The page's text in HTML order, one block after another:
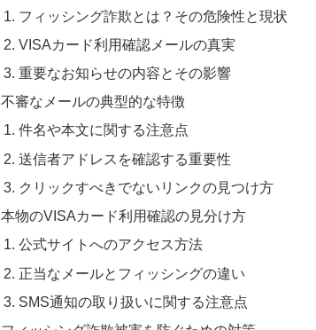
フィッシング詐欺とは？その危険性と現状
VISAカード利用確認メールの真実
重要なお知らせの内容とその影響
不審なメールの典型的な特徴
件名や本文に関する注意点
送信者アドレスを確認する重要性
クリックすべきでないリンクの見つけ方
本物のVISAカード利用確認の見分け方
公式サイトへのアクセス方法
正当なメールとフィッシングの違い
SMS通知の取り扱いに関する注意点